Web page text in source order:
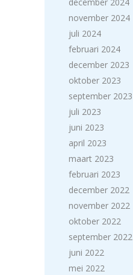
november 2024
juli 2024
februari 2024
december 2023
oktober 2023
september 2023
juli 2023
juni 2023
april 2023
maart 2023
februari 2023
december 2022
november 2022
oktober 2022
september 2022
juni 2022
mei 2022